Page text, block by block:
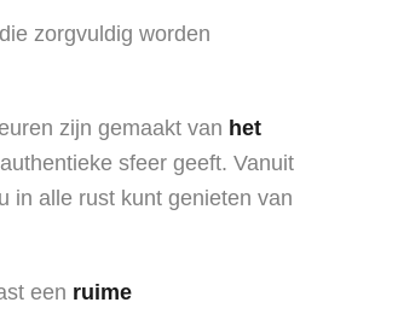
zorgvuldig worden
zijn gemaakt van het
sfeer geeft. Vanuit
in alle rust kunt genieten van
een ruime